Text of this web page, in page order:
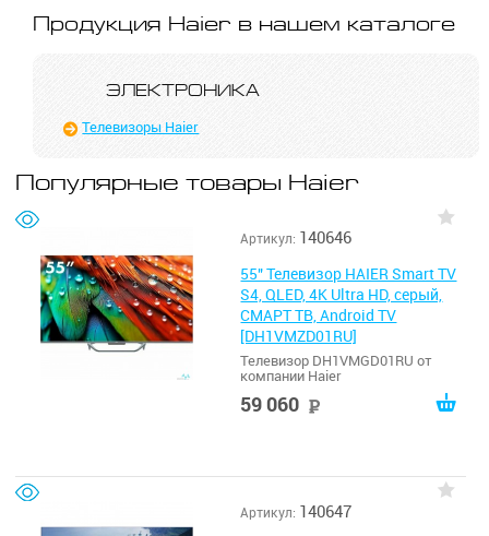
Продукция Haier в нашем каталоге
ЭЛЕКТРОНИКА
Телевизоры Haier
Популярные товары Haier
Артикул: 140646
55" Телевизор HAIER Smart TV
S4, QLED, 4K Ultra HD, серый,
СМАРТ ТВ, Android TV
[DH1VMZD01RU]
Телевизор DH1VMGD01RU от
компании Haier
59 060
Артикул: 140647